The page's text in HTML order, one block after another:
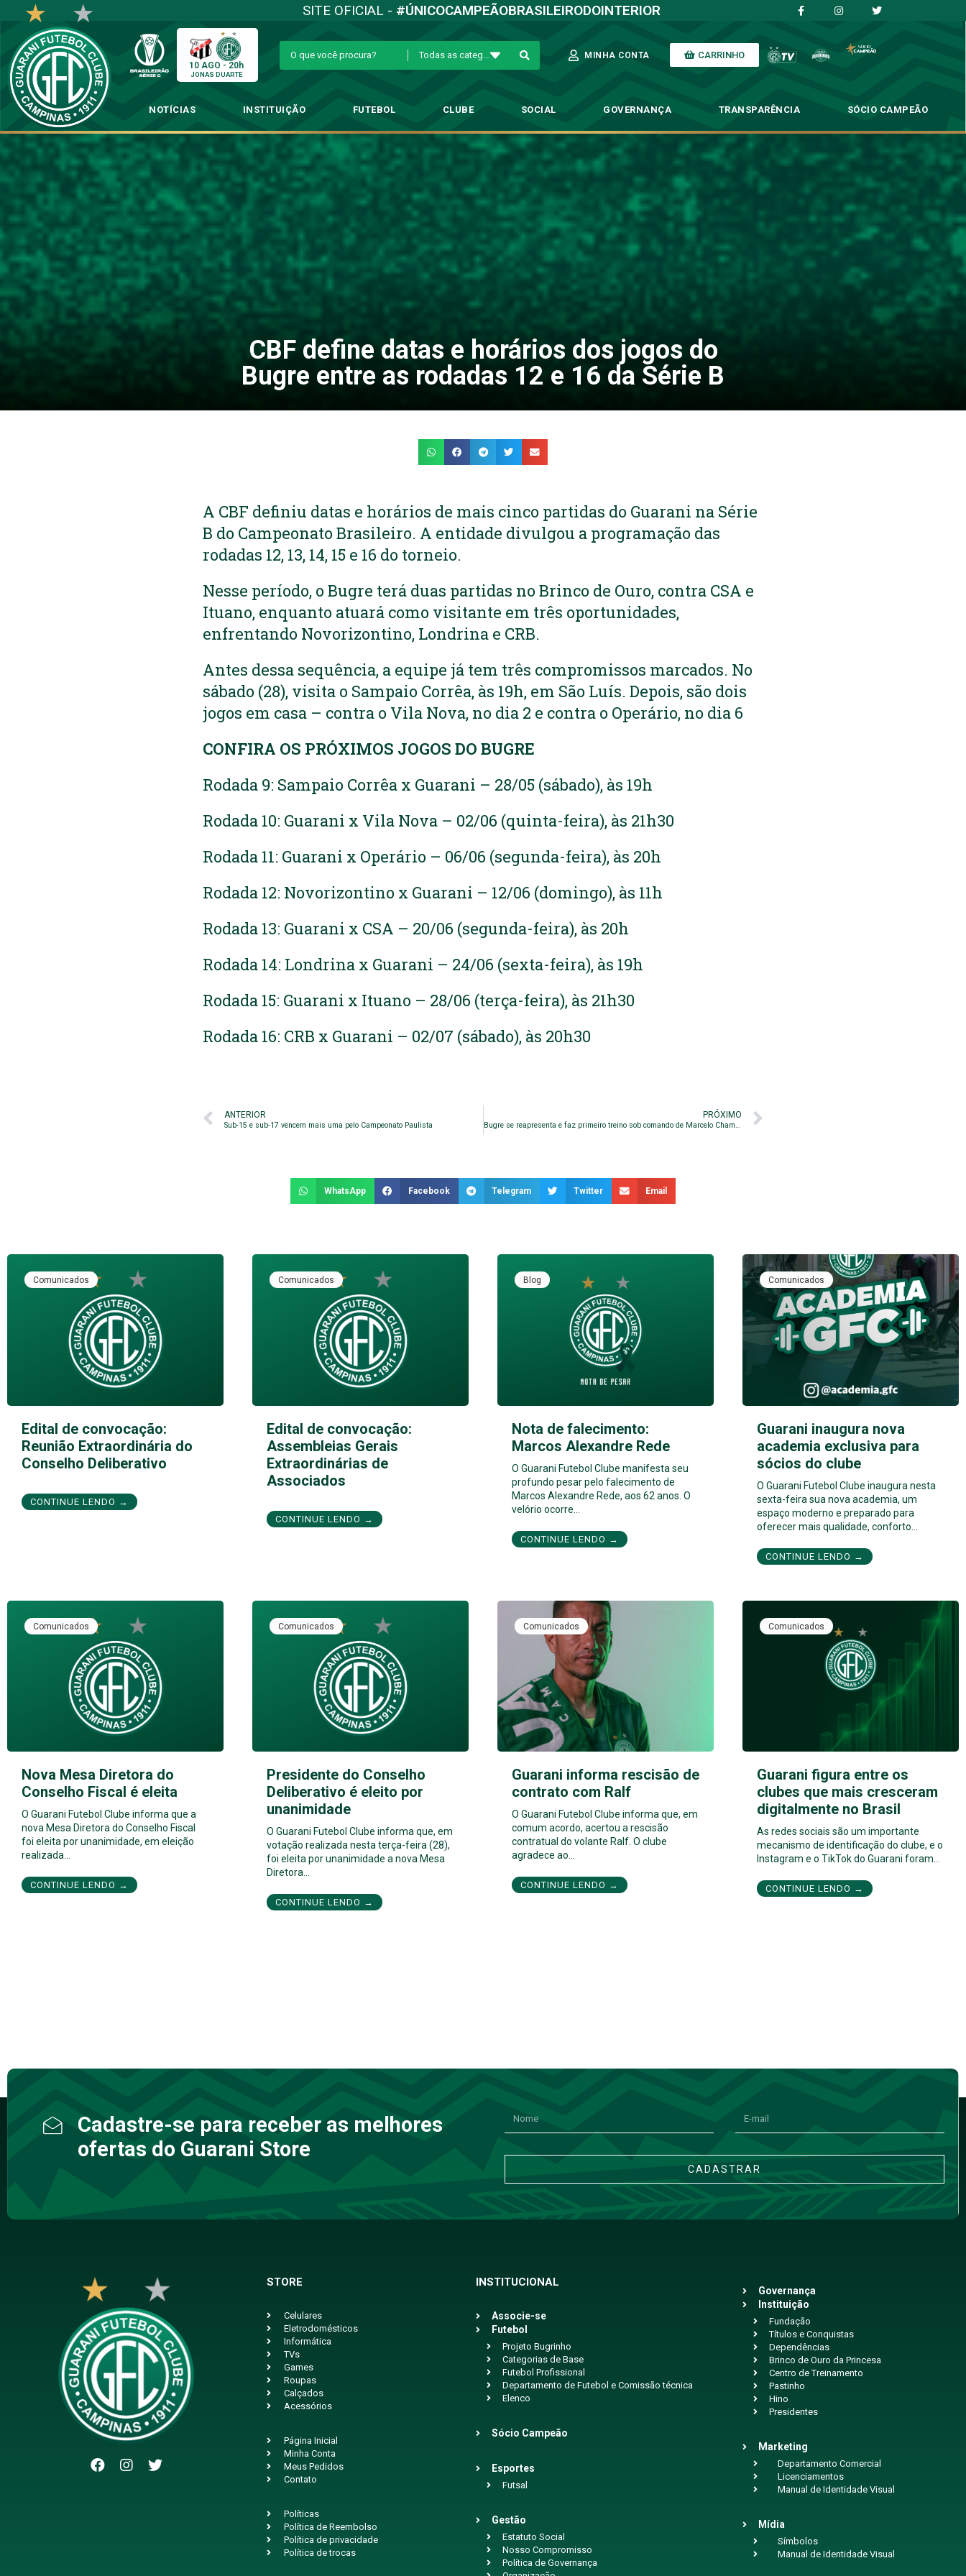
SITE OFICIAL - #ÚNICOCAMPEÃOBRASILEIRODOINTERIOR
10 AGO - 20h
JONAS DUARTE
MINHA CONTA CARRINHO
NOTÍCIAS INSTITUIÇÃO FUTEBOL CLUBE SOCIAL GOVERNANÇA TRANSPARÊNCIA SÓCIO CAMPEÃO
CBF define datas e horários dos jogos do Bugre entre as rodadas 12 e 16 da Série B
→ Destaque CBF define datas e horários dos jogos do Bugre entre as rodadas 12 e 16 da Série B
CBF define datas e horários dos jogos do
Bugre entre as rodadas 12 e 16 da Série B
A CBF definiu datas e horários de mais cinco partidas do Guarani na Série
B do Campeonato Brasileiro. A entidade divulgou a programação das
rodadas 12, 13, 14, 15 e 16 do torneio.
Nesse período, o Bugre terá duas partidas no Brinco de Ouro, contra CSA e
Ituano, enquanto atuará como visitante em três oportunidades,
enfrentando Novorizontino, Londrina e CRB.
Antes dessa sequência, a equipe já tem três compromissos marcados. No
sábado (28), visita o Sampaio Corrêa, às 19h, em São Luís. Depois, são dois
jogos em casa – contra o Vila Nova, no dia 2 e contra o Operário, no dia 6
CONFIRA OS PRÓXIMOS JOGOS DO BUGRE
Rodada 9: Sampaio Corrêa x Guarani – 28/05 (sábado), às 19h
Rodada 10: Guarani x Vila Nova – 02/06 (quinta-feira), às 21h30
Rodada 11: Guarani x Operário – 06/06 (segunda-feira), às 20h
Rodada 12: Novorizontino x Guarani – 12/06 (domingo), às 11h
Rodada 13: Guarani x CSA – 20/06 (segunda-feira), às 20h
Rodada 14: Londrina x Guarani – 24/06 (sexta-feira), às 19h
Rodada 15: Guarani x Ituano – 28/06 (terça-feira), às 21h30
Rodada 16: CRB x Guarani – 02/07 (sábado), às 20h30
ANTERIOR
Sub-15 e sub-17 vencem mais uma pelo Campeonato Paulista
PRÓXIMO
Bugre se reapresenta e faz primeiro treino sob comando de Marcelo Chamusca
WhatsApp Facebook Telegram Twitter Email
Comunicados
Edital de convocação:
Reunião Extraordinária do
Conselho Deliberativo
CONTINUE LENDO →
Comunicados
Edital de convocação:
Assembleias Gerais
Extraordinárias de
Associados
CONTINUE LENDO →
Blog
Nota de falecimento:
Marcos Alexandre Rede
O Guarani Futebol Clube manifesta seu
profundo pesar pelo falecimento de
Marcos Alexandre Rede, aos 62 anos. O
velório ocorre…
CONTINUE LENDO →
Comunicados
Guarani inaugura nova
academia exclusiva para
sócios do clube
O Guarani Futebol Clube inaugura nesta
sexta-feira sua nova academia, um
espaço moderno e preparado para
oferecer mais qualidade, conforto…
CONTINUE LENDO →
Comunicados
Nova Mesa Diretora do
Conselho Fiscal é eleita
O Guarani Futebol Clube informa que a
nova Mesa Diretora do Conselho Fiscal
foi eleita por unanimidade, em eleição
realizada…
CONTINUE LENDO →
Comunicados
Presidente do Conselho
Deliberativo é eleito por
unanimidade
O Guarani Futebol Clube informa que, em
votação realizada nesta terça-feira (28),
foi eleita por unanimidade a nova Mesa
Diretora…
CONTINUE LENDO →
Comunicados
Guarani informa rescisão de
contrato com Ralf
O Guarani Futebol Clube informa que, em
comum acordo, acertou a rescisão
contratual do volante Ralf. O clube
agradece ao…
CONTINUE LENDO →
Comunicados
Guarani figura entre os
clubes que mais cresceram
digitalmente no Brasil
As redes sociais são um importante
mecanismo de identificação do clube, e o
Instagram e o TikTok do Guarani foram…
CONTINUE LENDO →
Cadastre-se para receber as melhores
ofertas do Guarani Store
CADASTRAR
STORE
Celulares
Eletrodomésticos
Informática
TVs
Games
Roupas
Calçados
Acessórios
Página Inicial
Minha Conta
Meus Pedidos
Contato
Políticas
Política de Reembolso
Política de privacidade
Política de trocas
INSTITUCIONAL
Associe-se
Futebol
Projeto Bugrinho
Categorias de Base
Futebol Profissional
Departamento de Futebol e Comissão técnica
Elenco
Sócio Campeão
Esportes
Futsal
Gestão
Estatuto Social
Nosso Compromisso
Política de Governança
Governança
Instituição
Fundação
Títulos e Conquistas
Dependências
Brinco de Ouro da Princesa
Centro de Treinamento
Pastinho
Hino
Presidentes
Marketing
Departamento Comercial
Licenciamentos
Manual de Identidade Visual
Mídia
Símbolos
Manual de Identidade Visual